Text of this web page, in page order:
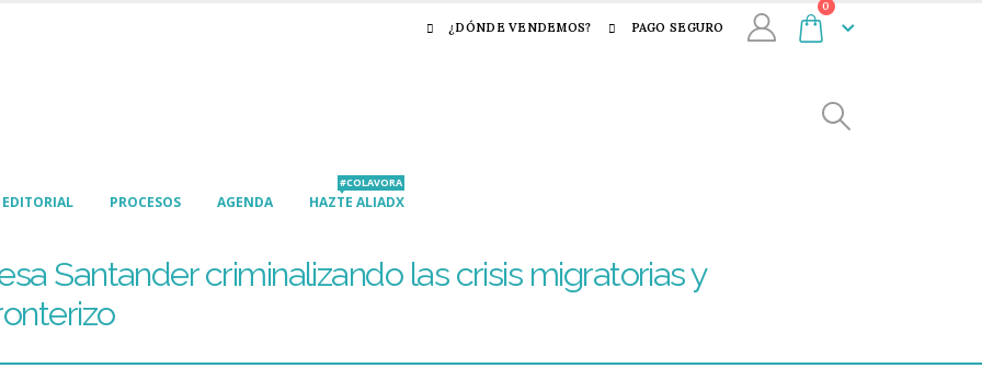
¿DÓNDE VENDEMOS? PAGO SEGURO
0
EDITORIAL PROCESOS AGENDA HAZTE ALIADX
#COLAVORA
Santander criminalizando las crisis migratorias y